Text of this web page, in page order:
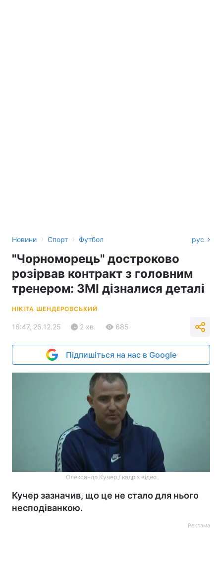
Новини › Спорт › Футбол рус
"Чорноморець" достроково
розірвав контракт з головним
тренером: ЗМІ дізналися деталі
НІКІТА ШЕНДЕРОВСЬКИЙ
16:47, 26.12.25 2 хв. 685
Підпишіться на нас в Google
Олександр Кучер / кадр з відео
Кучер зазначив, що це не стало для нього
несподіванкою.
Реклама